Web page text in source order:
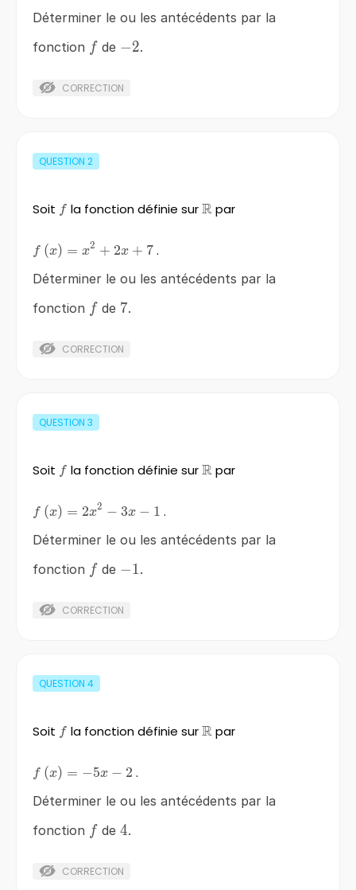
Déterminer le ou les antécédents par la
fonction ff de -2
−2.
CORRECTION
QUESTION 2
Soit ff la fonction définie sur\mathbb{R}
Rpar
f\left(x\right)=x^{2}
f (x) = x2 + 2x + 7.
Déterminer le ou les antécédents par la
fonction ff de 7
7.
CORRECTION
QUESTION 3
Soit ff la fonction définie sur\mathbb{R}
Rpar
f\left(x\right)=2x^{2}
f (x) = 2x2 − 3x − 1 .
Déterminer le ou les antécédents par la
fonction ff de -1
−1.
CORRECTION
QUESTION 4
Soit ff la fonction définie sur\mathbb{R}
Rpar
f\left(x\right)=-5x-
f (x) = −5x − 2 .
Déterminer le ou les antécédents par la
fonction ff de4
4.
CORRECTION